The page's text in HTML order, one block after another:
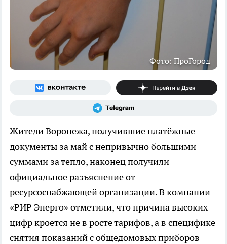
Фото: ПроГород
Жители Воронежа, получившие платёжные
документы за май с непривычно большими
суммами за тепло, наконец получили
официальное разъяснение от
ресурсоснабжающей организации. В компании
«РИР Энерго» отметили, что причина высоких
цифр кроется не в росте тарифов, а в специфике
снятия показаний с общедомовых приборов